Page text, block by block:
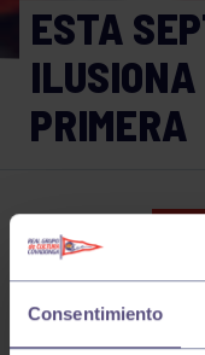
Consentimiento
ESTA
PRIMERA